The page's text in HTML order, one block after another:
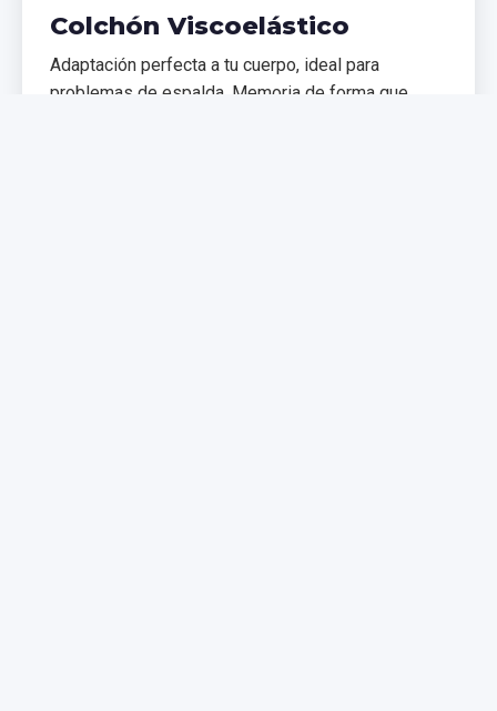
Colchón Viscoelástico
Adaptación perfecta a tu cuerpo, ideal para
problemas de espalda. Memoria de forma que